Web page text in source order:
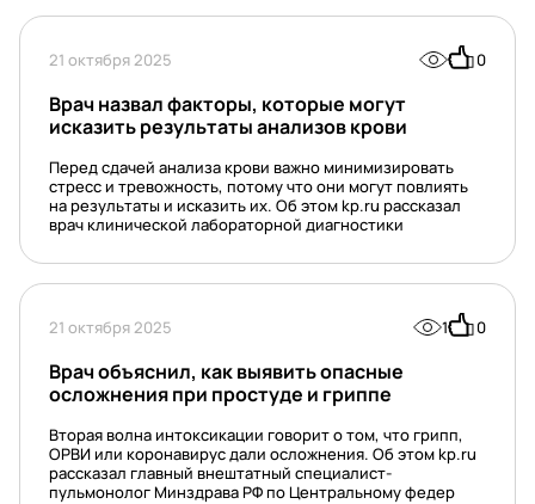
21 октября 2025 0
Врач назвал факторы, которые могут
исказить результаты анализов крови
Перед сдачей анализа крови важно минимизировать
стресс и тревожность, потому что они могут повлиять
на результаты и исказить их. Об этом kp.ru рассказал
врач клинической лабораторной диагностики
21 октября 2025 1 0
Врач объяснил, как выявить опасные
осложнения при простуде и гриппе
Вторая волна интоксикации говорит о том, что грипп,
ОРВИ или коронавирус дали осложнения. Об этом kp.ru
рассказал главный внештатный специалист-
пульмонолог Минздрава РФ по Центральному федер